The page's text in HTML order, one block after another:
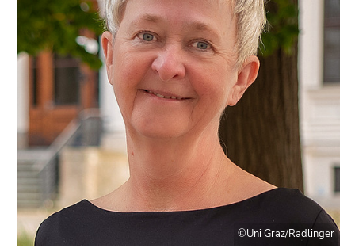
©Uni Graz/Radlinger